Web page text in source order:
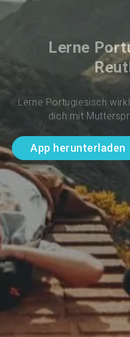
Lerne
Lerne Portugiesisch
dich mit
App herunterladen